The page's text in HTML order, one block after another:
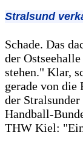
Stralsund
Schade. Das
der
stehen." Klar,
gerade von
der
Handball-
THW Kiel: